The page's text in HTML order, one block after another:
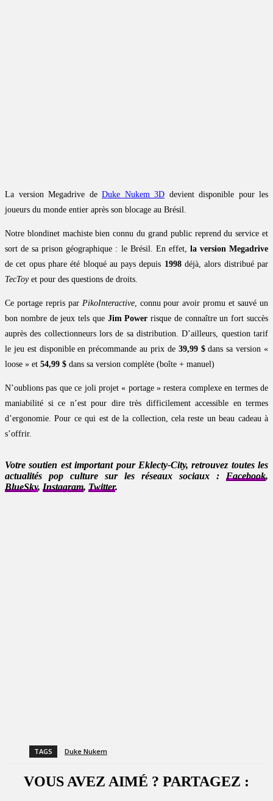
La version Megadrive de Duke Nukem 3D devient disponible pour les
joueurs du monde entier après son blocage au Brésil.
Notre blondinet machiste bien connu du grand public reprend du service et
sort de sa prison géographique : le Brésil. En effet, la version Megadrive
de cet opus phare été bloqué au pays depuis 1998déjà, alors distribué par
TecToyet pour des questions de droits.
Ce portage repris par PikoInteractive, connu pour avoir promu et sauvé un
bon nombre de jeux tels que Jim Power risque de connaître un fort succès
auprès des collectionneurs lors de sa distribution. D’ailleurs, question tarif
le jeu est disponible en précommande au prix de 39,99 $dans sa version «
loose » et 54,99 $ dans sa version complète (boîte + manuel)
N’oublions pas que ce joli projet « portage » restera complexe en termes de
maniabilité si ce n’est pour dire très difficilement accessible en termes
d’ergonomie. Pour ce qui est de la collection, cela reste un beau cadeau à
s’offrir.
Votre soutien est important pour Eklecty-City, retrouvez toutes les
actualités pop culture sur les réseaux sociaux : Facebook,
BlueSky, Instagram, Twitter.
TAGS Duke Nukem
VOUS AVEZ AIMÉ ? PARTAGEZ :